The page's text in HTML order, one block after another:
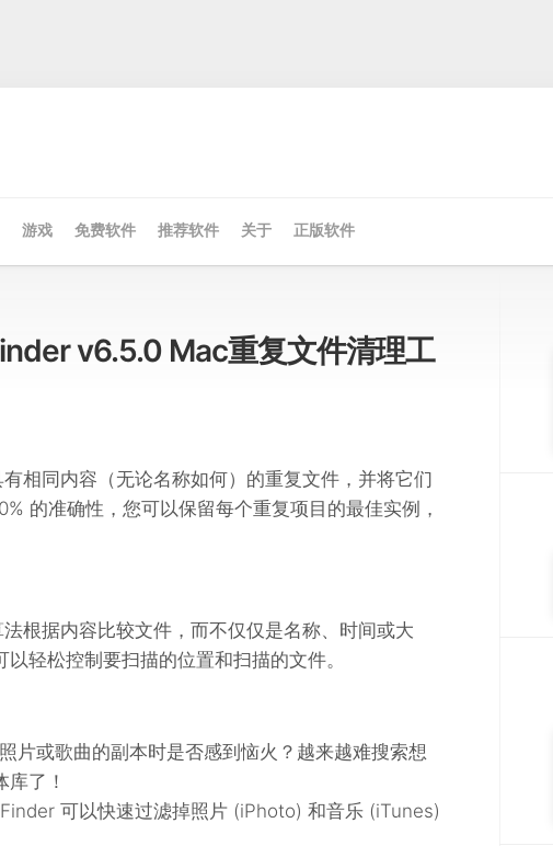
游戏 免费软件 推荐软件 关于 正版软件
v6.5.0 Mac重复文件清理工
相同内容（无论名称如何）的重复文件，并将它们
的准确性，您可以保留每个重复项目的最佳实例，
根据内容比较文件，而不仅仅是名称、时间或大
轻松控制要扫描的位置和扫描的文件。
片或歌曲的副本时是否感到恼火？越来越难搜索想
了！
可以快速过滤掉照片 (iPhoto) 和音乐 (iTunes)